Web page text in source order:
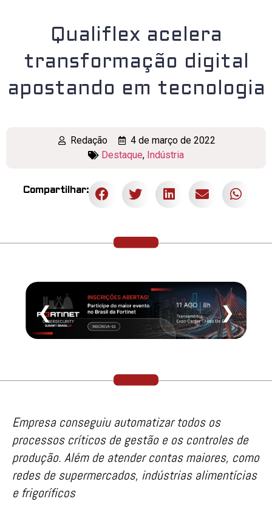
Qualiflex acelera
transformação digital
apostando em tecnologia
Redação
4 de março de 2022
Destaque, Indústria
Compartilhar:
❮ ❯
Empresa conseguiu automatizar todos os
processos críticos de gestão e os controles de
produção. Além de atender contas maiores, como
redes de supermercados, indústrias alimentícias
e frigoríficos